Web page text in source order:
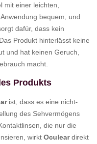
einer leichten,
bequem, und
dafür, dass kein
Produkt hinterlässt keine
und hat keinen Geruch,
macht.
Produkts
ist, dass es eine nicht-
des Sehvermögens
die nur die
wirkt Oculeardirekt